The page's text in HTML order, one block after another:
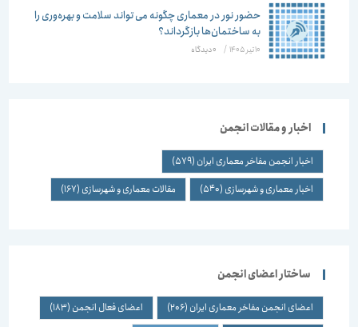
حضور نور در معماری چگونه می تواند سلامت و بهره‌وری را
به ساختمان‌ها بازگرداند؟
10 تیر 1405 / ۰ دیدگاه
اخبار و مقالات انجمن
اخبار انجمن مفاخر معماری ایران(579)
اخبار معماری و شهرسازی(540) مقالات معماری و شهرسازی(167)
ساختار اعضای انجمن
اعضای انجمن مفاخر معماری ایران(206) اعضای فعال انجمن(183)